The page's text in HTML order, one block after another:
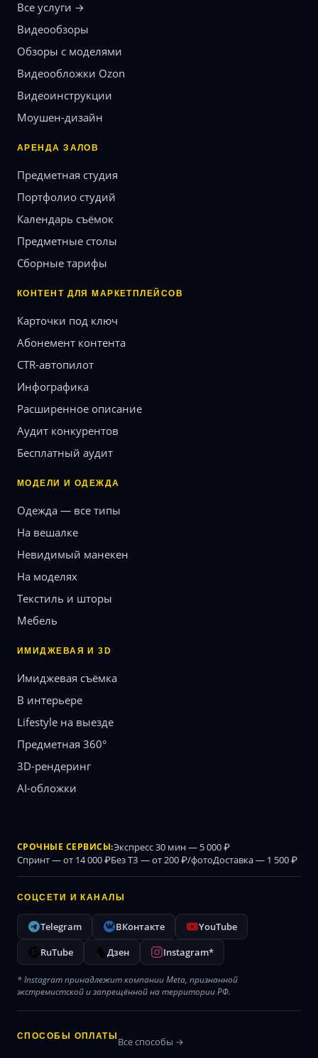
Все услуги →
Видеообзоры
Обзоры с моделями
Видеообложки Ozon
Видеоинструкции
Моушен-дизайн
АРЕНДА ЗАЛОВ
Предметная студия
Портфолио студий
Календарь съёмок
Предметные столы
Сборные тарифы
КОНТЕНТ ДЛЯ МАРКЕТПЛЕЙСОВ
Карточки под ключ
Абонемент контента
CTR-автопилот
Инфографика
Расширенное описание
Аудит конкурентов
Бесплатный аудит
МОДЕЛИ И ОДЕЖДА
Одежда — все типы
На вешалке
Невидимый манекен
На моделях
Текстиль и шторы
Мебель
ИМИДЖЕВАЯ И 3D
Имиджевая съёмка
В интерьере
Lifestyle на выезде
Предметная 360°
3D-рендеринг
AI-обложки
СРОЧНЫЕ СЕРВИСЫ:Экспресс 30 мин — 5 000 ₽
Спринт — от 14 000 ₽Без ТЗ — от 200 ₽/фотоДоставка — 1 500 ₽
СОЦСЕТИ И КАНАЛЫ
Telegram ВКонтакте
YouTube
RuTube
Дзен Instagram*
* Instagram принадлежит компании Meta, признанной
экстремистской и запрещённой на территории РФ.
СПОСОБЫ ОПЛАТЫ Все способы →